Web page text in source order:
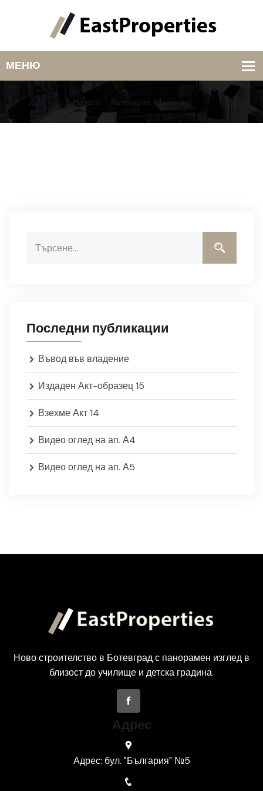
Начало Категория: Marketing
Последни публикации
Въвод във владение
Издаден Акт-образец 15
Взехме Акт 14
Видео оглед на ап. А4
Видео оглед на ап. А5
Ново строителство в Ботевград с панорамен изглед в
близост до училище и детска градина.
Адрес
Адрес: бул. "България" №5